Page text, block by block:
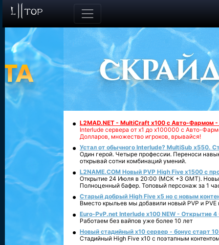
L2MAD.NET - MultiCraft x100 с Авто-Фармом
Interlude сервера от х1 до х100000 с Авто-
Долларов, множество игроков, врывайся!
Устал от обычного Interlude? MultiSub x550.
Один герой. Четыре профессии. Переноси
открывай сотни комбинаций умений.
L2NAME.COM Новый PVP High Five x1500 с
Открытие 24 Июля в 20:00 (МСК +3 GMT).
Полноценный бафер. Топовый персонаж за 1
Старый добрый High Five x5 но с новым
Вместо крыльев мы добавили новый PVP и PVE
Euro-PvP.net Interlude х100 NEW - Открытие 4
Работаем без вайпов уже более 10 лет
Новый стадийный х10 сервер - бонус старт
Стадийный High Five x10 с поэтапным